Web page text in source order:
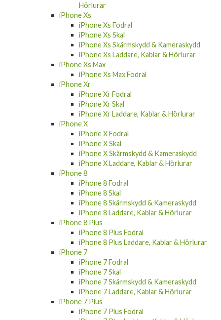
iPhone Xs
iPhone Xs Fodral
iPhone Xs Skal
iPhone Xs Skärmskydd & Kameraskydd
iPhone Xs Laddare, Kablar & Hörlurar
iPhone Xs Max
iPhone Xs Max Fodral
iPhone Xr
iPhone Xr Fodral
iPhone Xr Skal
iPhone Xr Laddare, Kablar & Hörlurar
iPhone X
iPhone X Fodral
iPhone X Skal
iPhone X Skärmskydd & Kameraskydd
iPhone X Laddare, Kablar & Hörlurar
iPhone 8
iPhone 8 Fodral
iPhone 8 Skal
iPhone 8 Skärmskydd & Kameraskydd
iPhone 8 Laddare, Kablar & Hörlurar
iPhone 8 Plus
iPhone 8 Plus Fodral
iPhone 8 Plus Laddare, Kablar & Hörlurar
iPhone 7
iPhone 7 Fodral
iPhone 7 Skal
iPhone 7 Skärmskydd & Kameraskydd
iPhone 7 Laddare, Kablar & Hörlurar
iPhone 7 Plus
iPhone 7 Plus Fodral
iPhone 7 Plus Laddare, Kablar & Hörlurar